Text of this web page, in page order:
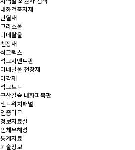
내화건축자재
단열재
그라스울
미네랄울
천장재
석고텍스
석고시멘트판
미네랄울 천장재
마감재
석고보드
규산칼슘 내화피복판
샌드위치패널
인증마크
정보자료실
인체무해성
통계자료
기술정보